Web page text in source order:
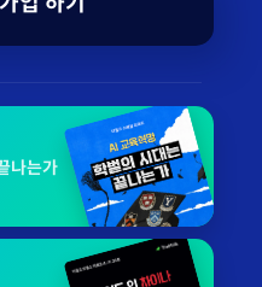
나는가